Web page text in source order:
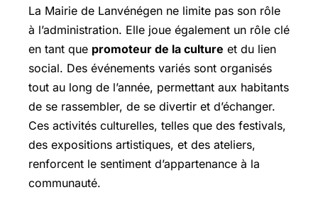
La Mairie de Lanvénégen ne limite pas son rôle
à l’administration. Elle joue également un rôle clé
en tant que promoteur de la culture et du lien
social. Des événements variés sont organisés
tout au long de l’année, permettant aux habitants
de se rassembler, de se divertir et d’échanger.
Ces activités culturelles, telles que des festivals,
des expositions artistiques, et des ateliers,
renforcent le sentiment d’appartenance à la
communauté.